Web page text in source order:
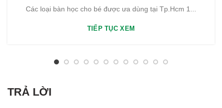
Các loại bàn học cho bé được ưa dùng tại Tp.Hcm 1...
TIẾP TỤC XEM
TRẢ LỜI